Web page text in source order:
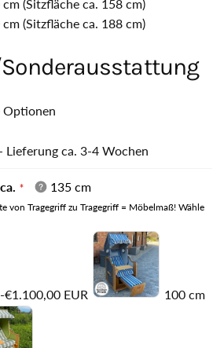
(Sitzfläche ca. 158 cm)
(Sitzfläche ca. 188 cm)
Optionen
Lieferung ca. 3-4 Wochen
135 cm
von Tragegriff zu Tragegriff = Möbelmaß! Wähle
-€1.100,00 EUR 100 cm